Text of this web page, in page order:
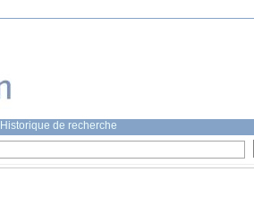
Historique de recherche